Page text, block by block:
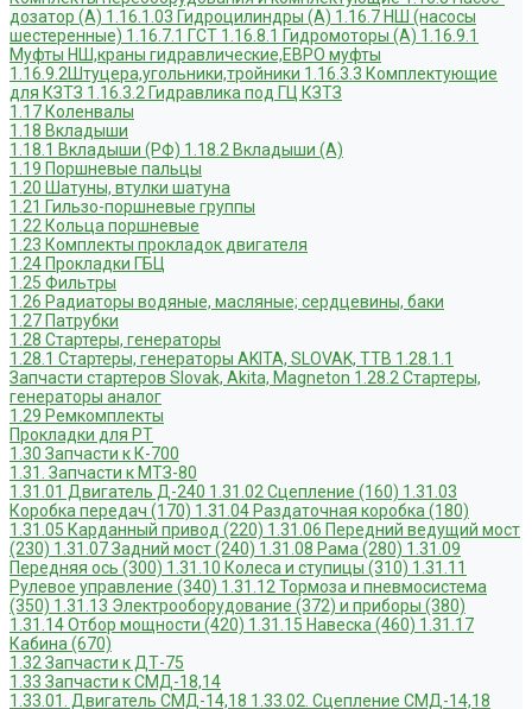
дозатор (А) 1.16.1.03 Гидроцилиндры (А) 1.16.7 НШ (насосы
шестеренные) 1.16.7.1 ГСТ 1.16.8.1 Гидромоторы (А) 1.16.9.1
Муфты НШ,краны гидравлические,ЕВРО муфты
1.16.9.2Штуцера,угольники,тройники 1.16.3.3 Комплектующие
для КЗТЗ 1.16.3.2 Гидравлика под ГЦ КЗТЗ
1.17 Коленвалы
1.18 Вкладыши
1.18.1 Вкладыши (РФ) 1.18.2 Вкладыши (А)
1.19 Поршневые пальцы
1.20 Шатуны, втулки шатуна
1.21 Гильзо-поршневые группы
1.22 Кольца поршневые
1.23 Комплекты прокладок двигателя
1.24 Прокладки ГБЦ
1.25 Фильтры
1.26 Радиаторы водяные, масляные; сердцевины, баки
1.27 Патрубки
1.28 Стартеры, генераторы
1.28.1 Стартеры, генераторы AKITA, SLOVAK, ТТВ 1.28.1.1
Запчасти стартеров Slovak, Akita, Magneton 1.28.2 Стартеры,
генераторы аналог
1.29 Ремкомплекты
Прокладки для РТ
1.30 Запчасти к К-700
1.31. Запчасти к МТЗ-80
1.31.01 Двигатель Д-240 1.31.02 Сцепление (160) 1.31.03
Коробка передач (170) 1.31.04 Раздаточная коробка (180)
1.31.05 Карданный привод (220) 1.31.06 Передний ведущий мост
(230) 1.31.07 Задний мост (240) 1.31.08 Рама (280) 1.31.09
Передняя ось (300) 1.31.10 Колеса и ступицы (310) 1.31.11
Рулевое управление (340) 1.31.12 Тормоза и пневмосистема
(350) 1.31.13 Электрооборудование (372) и приборы (380)
1.31.14 Отбор мощности (420) 1.31.15 Навеска (460) 1.31.17
Кабина (670)
1.32 Запчасти к ДТ-75
1.33 Запчасти к СМД-18,14
1.33.01. Двигатель СМД-14,18 1.33.02. Сцепление СМД-14,18